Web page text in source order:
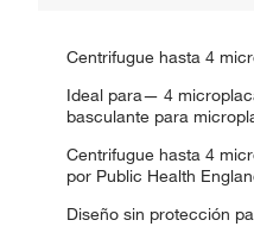
Centrifugue hasta 4
Ideal para— 4
basculante para
Centrifugue hasta 4
por Public Health
Diseño sin protección